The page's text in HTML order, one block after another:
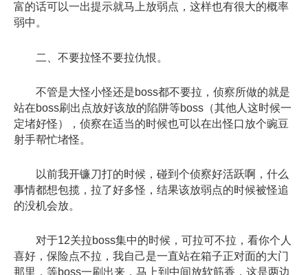
富的话可以一出提示就马上放弱点，这样也有很大的概率
弱中。
二、不要拉怪不要拉仇恨。
不管是大怪小怪还是boss都不要拉，侦察所做的就是
站在boss刷出点放好该放的陷阱等boss（其他人这时候一
定堵好怪），侦察在适当的时候也可以在出怪口放个豌豆
射手帮忙堵怪。
以前我开镰刀打的时候，碰到个侦察好活跃啊，什么
事情都想包揽，拉了好多怪，结果该放弱点的时候被怪追
的没机会放。
对于12关拉boss集中的时候，可拉可不拉，看你个人
喜好，保险点不拉，我自己是一直站在箱子正对面的大门
那里，等boss一刷出来，马上到中间放软筋香，这是两边